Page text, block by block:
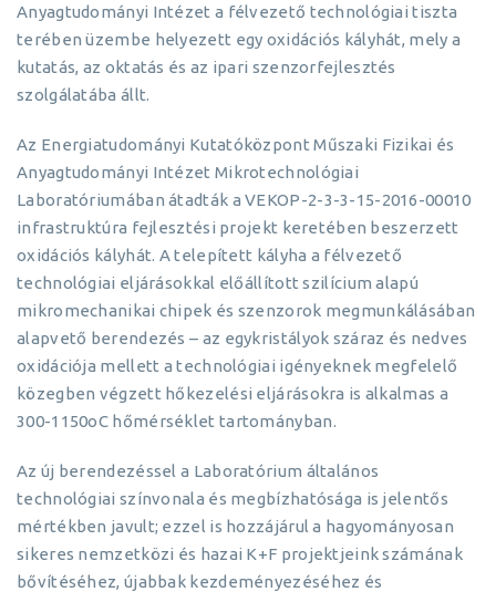
Anyagtudományi Intézet a félvezető technológiai tiszta
terében üzembe helyezett egy oxidációs kályhát, mely a
kutatás, az oktatás és az ipari szenzorfejlesztés
szolgálatába állt.
Az Energiatudományi Kutatóközpont Műszaki Fizikai és
Anyagtudományi Intézet Mikrotechnológiai
Laboratóriumában átadták a VEKOP-2-3-3-15-2016-00010
infrastruktúra fejlesztési projekt keretében beszerzett
oxidációs kályhát. A telepített kályha a félvezető
technológiai eljárásokkal előállított szilícium alapú
mikromechanikai chipek és szenzorok megmunkálásában
alapvető berendezés – az egykristályok száraz és nedves
oxidációja mellett a technológiai igényeknek megfelelő
közegben végzett hőkezelési eljárásokra is alkalmas a
300-1150oC hőmérséklet tartományban.
Az új berendezéssel a Laboratórium általános
technológiai színvonala és megbízhatósága is jelentős
mértékben javult; ezzel is hozzájárul a hagyományosan
sikeres nemzetközi és hazai K+F projektjeink számának
bővítéséhez, újabbak kezdeményezéséhez és